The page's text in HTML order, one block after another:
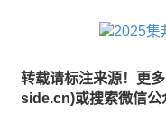
转载请标注来源！更
side.cn)或搜索微信公